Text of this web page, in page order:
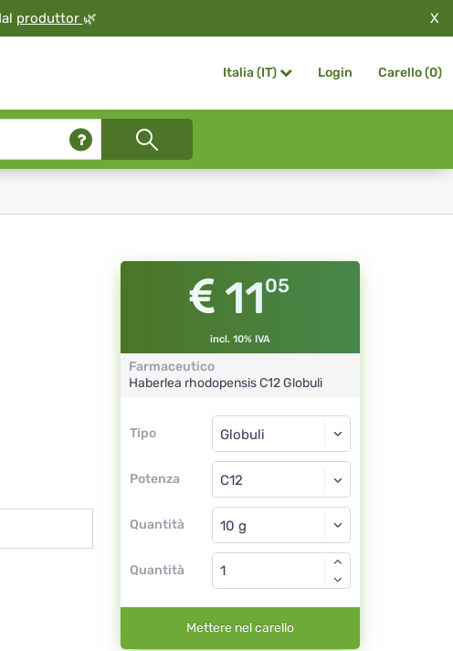
produttor 🌿 X
Italia (IT) Login Carello (0)
1105
incl. 10% IVA
Farmaceutico
Haberlea rhodopensisC12 Globuli
Tipo
Tipo
Potenza
Globuli
C12
Quantità
Globuli
Quantità
Mettere nel carello